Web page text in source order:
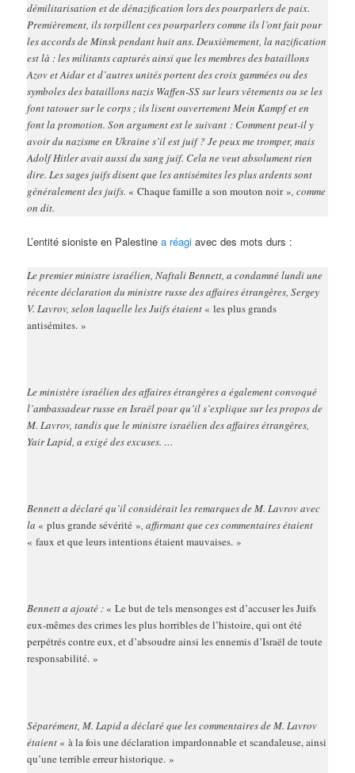
démilitarisation et de dénazification lors des pourparlers de paix.
Premièrement, ils torpillent ces pourparlers comme ils l’ont fait pour
les accords de Minsk pendant huit ans. Deuxièmement, la nazification
est là : les militants capturés ainsi que les membres des bataillons
Azov et Aidar et d’autres unités portent des croix gammées ou des
symboles des bataillons nazis Waffen-SS sur leurs vêtements ou se les
font tatouer sur le corps ; ils lisent ouvertement Mein Kampf et en
font la promotion. Son argument est le suivant : Comment peut-il y
avoir du nazisme en Ukraine s’il est juif ? Je peux me tromper, mais
Adolf Hitler avait aussi du sang juif. Cela ne veut absolument rien
dire. Les sages juifs disent que les antisémites les plus ardents sont
généralement des juifs. « Chaque famille a son mouton noir », comme
on dit.
L’entité sioniste en Palestinea réagi avec des mots durs :
Le premier ministre israélien, Naftali Bennett, a condamné lundi une
récente déclaration du ministre russe des affaires étrangères, Sergey
V. Lavrov, selon laquelle les Juifs étaient « les plus grands
antisémites. »
Le ministère israélien des affaires étrangères a également convoqué
l’ambassadeur russe en Israël pour qu’il s’explique sur les propos de
M. Lavrov, tandis que le ministre israélien des affaires étrangères,
Yair Lapid, a exigé des excuses. …
Bennett a déclaré qu’il considérait les remarques de M. Lavrov avec
la « plus grande sévérité », affirmant que ces commentaires étaient
« faux et que leurs intentions étaient mauvaises. »
Bennett a ajouté : « Le but de tels mensonges est d’accuser les Juifs
eux-mêmes des crimes les plus horribles de l’histoire, qui ont été
perpétrés contre eux, et d’absoudre ainsi les ennemis d’Israël de toute
responsabilité. »
Séparément, M. Lapid a déclaré que les commentaires de M. Lavrov
étaient « à la fois une déclaration impardonnable et scandaleuse, ainsi
qu’une terrible erreur historique. »